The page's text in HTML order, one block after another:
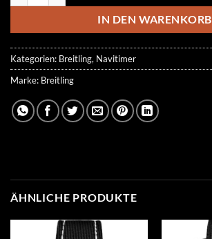
499.00 €269.00 €.
IN DEN WARENKORB
Kategorien: Breitling, Navitimer
Marke: Breitling
ÄHNLICHE PRODUKTE